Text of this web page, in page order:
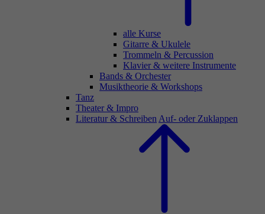
alle Kurse
Gitarre & Ukulele
Trommeln & Percussion
Klavier & weitere Instrumente
Bands & Orchester
Musiktheorie & Workshops
Tanz
Theater & Impro
Literatur & Schreiben Auf- oder Zuklappen